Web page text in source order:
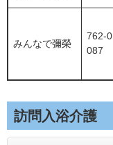
みんなで彌榮
762-0
087
訪問入浴介護